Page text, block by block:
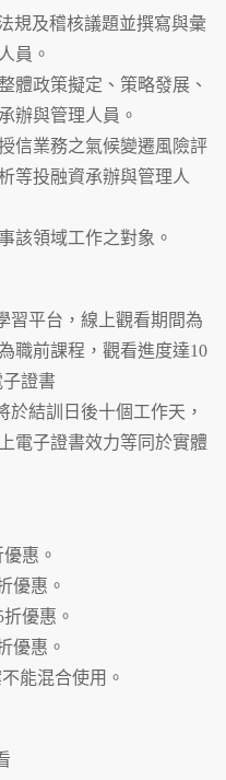
規及稽核議題並撰寫與彙
員。
體政策擬定、策略發展、
辦與管理人員。
信業務之氣候變遷風險評
等投融資承辦與管理人
該領域工作之對象。
習平台，線上觀看期間為
職前課程，觀看進度達10
證書
於結訓日後十個工作天，
電子證書效力等同於實體
惠。
優惠。
優惠。
優惠。
能混合使用。